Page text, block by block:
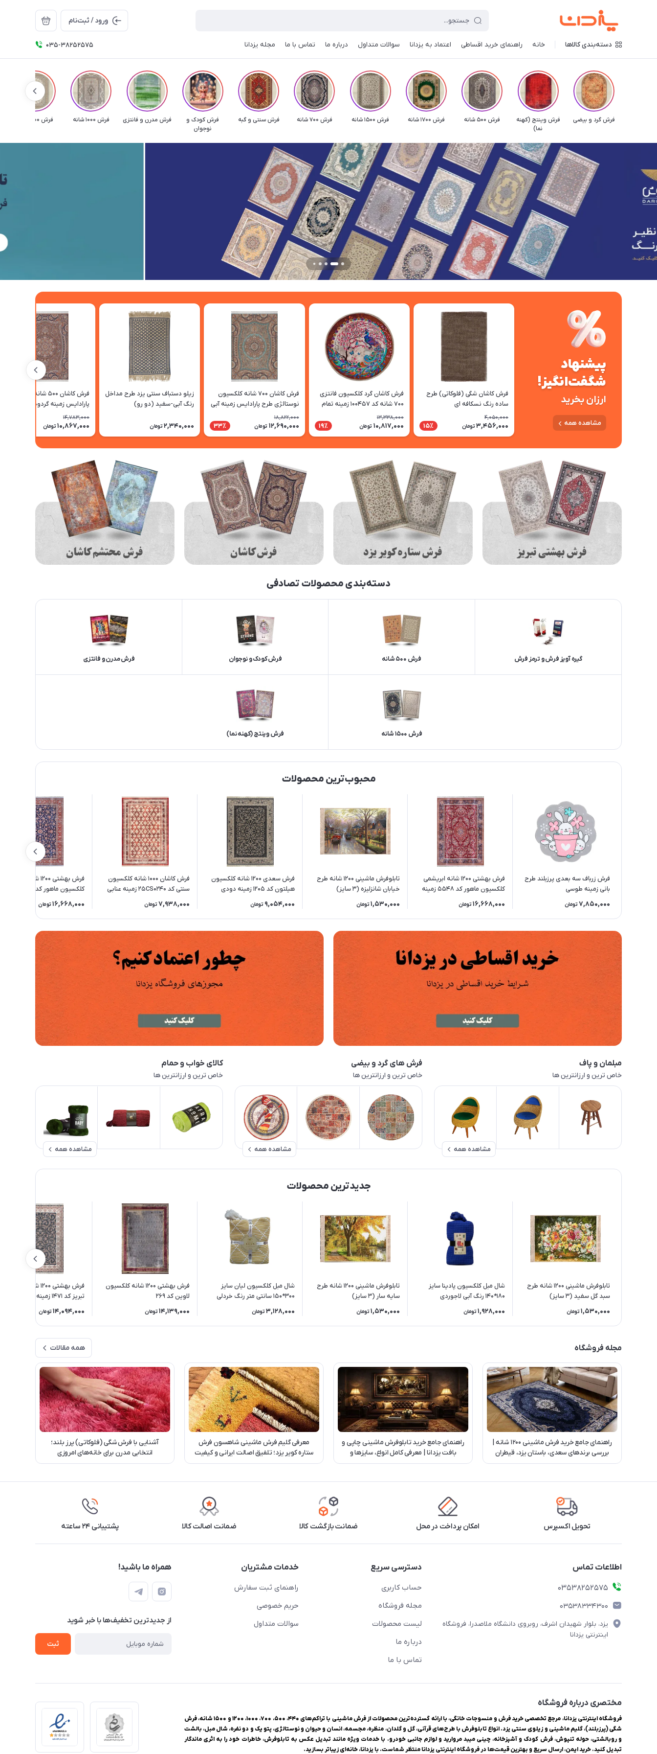
ورود / ثبت‌نام
دسته‌بندی کالاها خانه راهنمای خرید اقساطی اعتماد به یزدانا سوالات متداول درباره ما تماس با ما مجله یزدانا 035-38252575
فرش گرد و بیضی
فرش وینتج (کهنه
نما)
فرش 500 شانه فرش 1700 شانه فرش 1500 شانه فرش 700 شانه فرش سنتی و گبه
فرش کودک و
نوجوان
فرش مدرن و فانتزی فرش 1000 شانه فرش 1200 شانه
پیشنهاد
شگفت‌انگیز!
ارزان بخرید
مشاهده همه
فرش کاشان شگی (فلوکاتی) طرح
ساده رنگ نسکافه ای
4,050,000
3,456,000 تومان 15٪
فرش کاشان گرد کلکسیون فانتزی
700 شانه کد 100457 زمینه تمام
13,338,000
10,817,000 تومان 19٪
فرش کاشان 700 شانه کلکسیون
نوستالژی طرح پارادایس زمینه آبی
18,822,000
12,690,000 تومان 33٪
زیلو دستباف سنتی یزد طرح مداخل
رنگ آبی-سفید (دو رو)
2,340,000 تومان
فرش کاشان 500 شانه طرح
پارادایس زمینه گردویی
14,783,000
10,867,000 تومان
دسته‌بندی محصولات تصادفی
گیره آویز فرش و ترمز فرش فرش 500 شانه فرش کودک و نوجوان فرش مدرن و فانتزی
فرش 1500 شانه فرش وینتج (کهنه نما)
محبوب‌ترین محصولات
فرش زرباف سه بعدی پرزبلند طرح
بانی زمینه طوسی
7,850,000 تومان
فرش بهشتی 1200 شانه ابریشمی
کلکسیون ماهور کد 5548 زمینه
16,668,000 تومان
تابلوفرش ماشینی 1200 شانه طرح
خیابان شانزلیزه (3 سایز)
1,530,000 تومان
فرش سعدی 1200 شانه کلکسیون
هیلتون کد 1205 زمینه دودی
9,054,000 تومان
فرش کاشان 1000 شانه کلکسیون
سنتی کد 25CS0240 زمینه عنابی
7,938,000 تومان
فرش بهشتی 1200 شانه ابریشمی
سورمه ای
16,668,000 تومان
مبلمان و پاف
خاص ترین و ارزانترین ها
مشاهده همه
فرش های گرد و بیضی
خاص ترین و ارزانترین ها
مشاهده همه
کالای خواب و حمام
خاص ترین و ارزانترین ها
مشاهده همه
جدیدترین محصولات
تابلوفرش ماشینی 1200 شانه طرح
سبد گل سفید (3 سایز)
1,530,000 تومان
شال مبل کلکسیون پادینا سایز
180*140 رنگ آبی لاجوردی
1,928,000 تومان
تابلوفرش ماشینی 1200 شانه طرح
سایه سار (3 سایز)
1,530,000 تومان
شال مبل کلکسیون لیان سایز
300*150 سانتی متر رنگ خردلی
3,128,000 تومان
فرش بهشتی 1200 شانه کلکسیون
لاوین کد 269
14,139,000 تومان
فرش بهشتی 1200 شانه کلکسیون
تبریز کد 1471 زمینه مشکی
14,094,000 تومان
مجله فروشگاه همه مقالات
راهنمای جامع خرید فرش ماشینی 1200 شانه |
بررسی برندهای سعدی، باستان یزد، قیطران
کاشان و بهشتی تبریز
راهنمای جامع خرید تابلوفرش ماشینی چاپی و
بافت یزدانا | معرفی کامل انواع، سایزها و
سفارش اختصاصی
معرفی گلیم فرش ماشینی شاهسون فرش
ستاره کویر یزد؛ تلفیق اصالت ایرانی و کیفیت
روز
آشنایی با فرش شگی (فلوکاتی) پرز بلند؛
انتخابی مدرن برای خانه‌های امروزی
تحویل اکسپرس امکان پرداخت در محل ضمانت بازگشت کالا ضمانت اصالت کالا پشتیبانی ۲۴ ساعته
اطلاعات تماس
03538252575
03538334300
یزد، بلوار شهیدان اشرف، روبروی دانشگاه ملاصدرا، فروشگاه
اینترنتی یزدانا
دسترسی سریع
حساب کاربری
مجله فروشگاه
لیست محصولات
درباره ما
تماس با ما
خدمات مشتریان
راهنمای ثبت سفارش
حریم خصوصی
سوالات متداول
همراه ما باشید!
از جدید‌ترین تخفیف‌ها با‌ خبر شوید
ثبت
مختصری درباره فروشگاه
فروشگاه اینترنتی یزدانا، مرجع تخصصی خرید فرش و منسوجات خانگی، با ارائه گسترده‌ترین محصولات از فرش ماشینی با تراکم‌های ۴۴۰، ۵۰۰، ۷۰۰، ۱۰۰۰، ۱۲۰۰ و ۱۵۰۰ شانه، فرش
شگی (پرزبلند)، گلیم ماشینی و زیلوی سنتی یزد. انواع تابلوفرش با طرح‌های قرآنی، گل و گلدان، منظره، مجسمه، انسان و حیوان و نوستالژی، پتو یک و دو نفره، شال مبل، بالشت
و روبالشتی، حوله تنپوش، فرش کودک و آشپزخانه، چینی میبد مروارید و لوازم جانبی خودرو. با خدمات ویژه مانند تبدیل عکس به تابلوفرش، خاطرات خود را به اثری ماندگار
تبدیل کنید. خرید ایمن، ارسال سریع و بهترین قیمت‌ها در فروشگاه اینترنتی یزدانا منتظر شماست. با یزدانا، خانه‌ای زیباتر بسازید.